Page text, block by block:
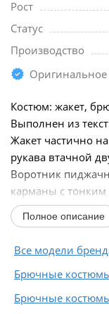
Рост
Статус
Производство
Оригинальное
Костюм: жакет,
Выполнен из
Жакет частично
рукава втачной
Воротник
карманы с тонким
центральная на 2
Полное описание
Все модели
Брючные
Брючные